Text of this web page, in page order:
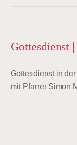
Gottesdienst
Gottesdienst in
mit Pfarrer Simon